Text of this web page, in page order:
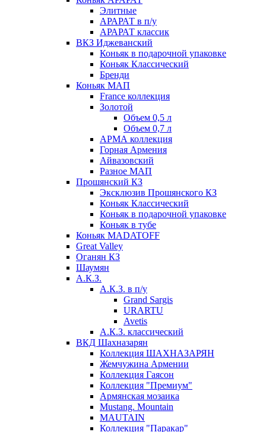
Элитные
АРАРАТ в п/у
АРАРАТ классик
ВКЗ Иджеванский
Коньяк в подарочной упаковке
Коньяк Классический
Бренди
Коньяк МАП
France коллекция
Золотой
Объем 0,5 л
Объем 0,7 л
АРМА коллекция
Горная Армения
Айвазовский
Разное МАП
Прошянский КЗ
Эксклюзив Прошянского КЗ
Коньяк Классический
Коньяк в подарочной упаковке
Коньяк в тубе
Коньяк MADATOFF
Great Valley
Оганян КЗ
Шаумян
А.К.З.
А.К.З. в п/у
Grand Sargis
URARTU
Avetis
А.К.З. классический
ВКД Шахназарян
Коллекция ШАХНАЗАРЯН
Жемчужина Армении
Коллекция Гаясон
Коллекция "Премиум"
Армянская мозаика
Mustang. Mountain
MAUTAIN
Коллекция "Паракар"